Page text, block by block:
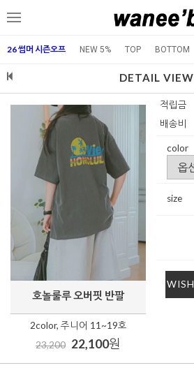
메
26 썸머 시즌오프 NEW 5% TOP BOTTOM
DETAIL VIEW
호놀룰루 오버핏 반팔
2color, 주니어 11~19호
23,200 22,100원
적립금
배송비
color
size
WISH